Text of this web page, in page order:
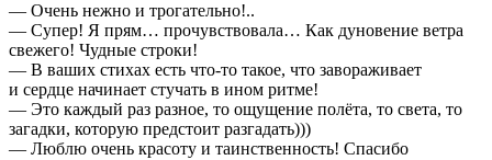
— Очень нежно и трогательно!..
— Супер! Я прям… прочувствовала… Как дуновение ветра
свежего! Чудные строки!
— В ваших стихах есть что-то такое, что завораживает
и сердце начинает стучать в ином ритме!
— Это каждый раз разное, то ощущение полёта, то света, то
загадки, которую предстоит разгадать)))
— Люблю очень красоту и таинственность! Спасибо